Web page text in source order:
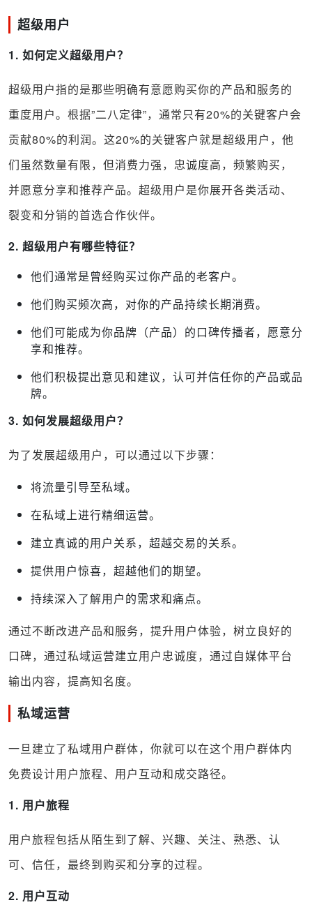
超级用户
1. 如何定义超级用户？
超级用户指的是那些明确有意愿购买你的产品和服务的
重度用户。根据”二八定律”，通常只有20%的关键客户会
贡献80%的利润。这20%的关键客户就是超级用户，他
们虽然数量有限，但消费力强，忠诚度高，频繁购买，
并愿意分享和推荐产品。超级用户是你展开各类活动、
裂变和分销的首选合作伙伴。
2. 超级用户有哪些特征？
他们通常是曾经购买过你产品的老客户。
他们购买频次高，对你的产品持续长期消费。
他们可能成为你品牌（产品）的口碑传播者，愿意分
享和推荐。
他们积极提出意见和建议，认可并信任你的产品或品
牌。
3. 如何发展超级用户？
为了发展超级用户，可以通过以下步骤：
将流量引导至私域。
在私域上进行精细运营。
建立真诚的用户关系，超越交易的关系。
提供用户惊喜，超越他们的期望。
持续深入了解用户的需求和痛点。
通过不断改进产品和服务，提升用户体验，树立良好的
口碑，通过私域运营建立用户忠诚度，通过自媒体平台
输出内容，提高知名度。
私域运营
一旦建立了私域用户群体，你就可以在这个用户群体内
免费设计用户旅程、用户互动和成交路径。
1. 用户旅程
用户旅程包括从陌生到了解、兴趣、关注、熟悉、认
可、信任，最终到购买和分享的过程。
2. 用户互动